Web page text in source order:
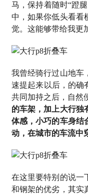
马，保持着随时“蹬
中，如果你低头看看
觉。这能够带给我更
我曾经骑行过山地车
速提起来以后，的确
共同加持之后，自然
的车架，加上大行独
体感，小巧的车身结
动，在城市的车流中
在这里要特别的说一
和钢架的优劣，其实